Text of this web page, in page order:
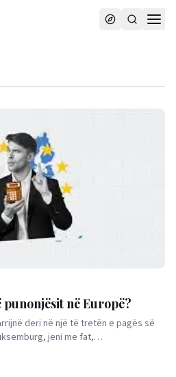
në Europë?
deri në një të tretën e pagës së
jeni me fat,…